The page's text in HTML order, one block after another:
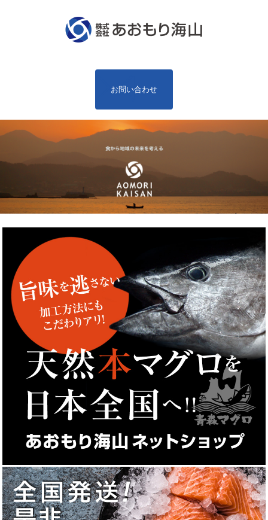
お問い合わせ